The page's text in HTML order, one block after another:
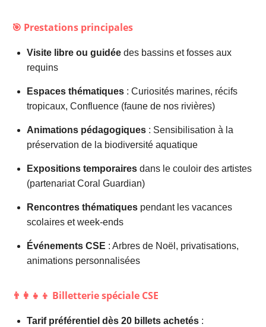
🎯 Prestations principales
Visite libre ou guidée des bassins et fosses aux
requins
Espaces thématiques : Curiosités marines, récifs
tropicaux, Confluence (faune de nos rivières)
Animations pédagogiques : Sensibilisation à la
préservation de la biodiversité aquatique
Expositions temporaires dans le couloir des artistes
(partenariat Coral Guardian)
Rencontres thématiques pendant les vacances
scolaires et week-ends
Événements CSE : Arbres de Noël, privatisations,
animations personnalisées
👨‍👩‍👧‍👦 Billetterie spéciale CSE
Tarif préférentiel dès 20 billets achetés :